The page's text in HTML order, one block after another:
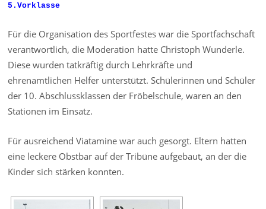
5.Vorklasse
Für die Organisation des Sportfestes war die Sportfachschaft
verantwortlich, die Moderation hatte Christoph Wunderle.
Diese wurden tatkräftig durch Lehrkräfte und
ehrenamtlichen Helfer unterstützt. Schülerinnen und Schüler
der 10. Abschlussklassen der Fröbelschule, waren an den
Stationen im Einsatz.
Für ausreichend Viatamine war auch gesorgt. Eltern hatten
eine leckere Obstbar auf der Tribüne aufgebaut, an der die
Kinder sich stärken konnten.